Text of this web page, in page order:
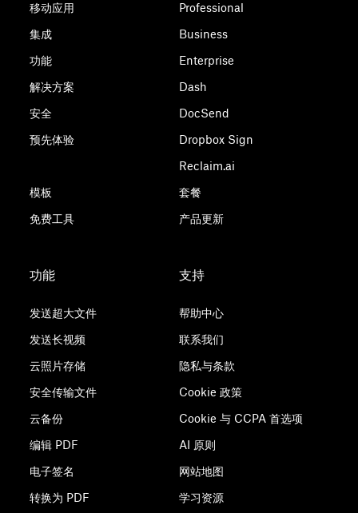
移动应用
集成
功能
解决方案
安全
预先体验
模板
免费工具
Professional
Business
Enterprise
Dash
DocSend
Dropbox Sign
Reclaim.ai
套餐
产品更新
功能
发送超大文件
发送长视频
云照片存储
安全传输文件
云备份
编辑 PDF
电子签名
转换为 PDF
支持
帮助中心
联系我们
隐私与条款
Cookie 政策
Cookie 与 CCPA 首选项
AI 原则
网站地图
学习资源